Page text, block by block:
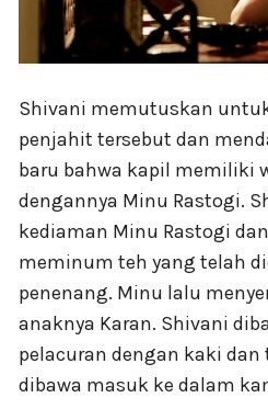
Shivani memutuskan
penjahit tersebut dan
baru bahwa kapil memiliki
dengannya Minu Rastogi.
kediaman Minu Rastogi
meminum teh yang telah
penenang. Minu lalu
anaknya Karan. Shivani
pelacuran dengan kaki
dibawa masuk ke dalam